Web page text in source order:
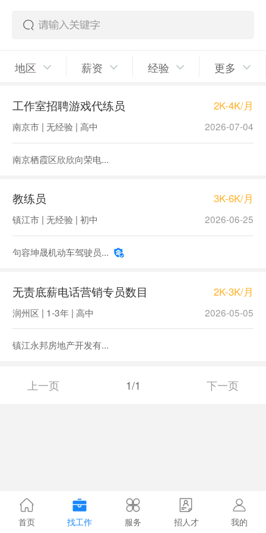
地区 薪资 经验 更多
工作室招聘游戏代练员 2K-4K/月
南京市 | 无经验 | 高中 2026-07-04
南京栖霞区欣欣向荣电...
教练员 3K-6K/月
镇江市 | 无经验 | 初中 2026-06-25
句容坤晟机动车驾驶员...
无责底薪电话营销专员数目 2K-3K/月
润州区 | 1-3年 | 高中 2026-05-05
镇江永邦房地产开发有...
上一页 1/1 下一页
首页 找工作 服务 招人才 我的